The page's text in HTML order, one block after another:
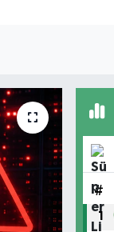
#
1